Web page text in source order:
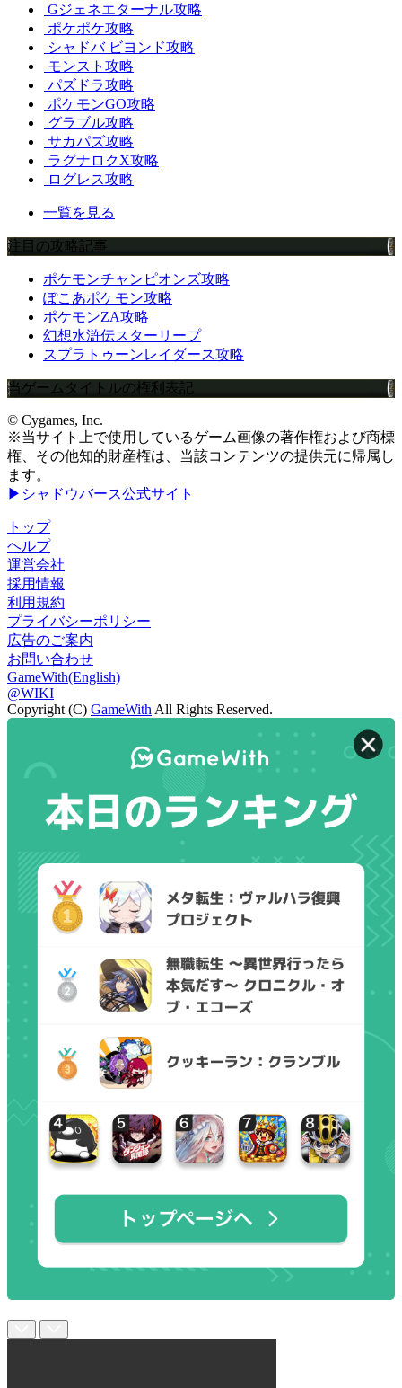
Gジェネエターナル攻略
ポケポケ攻略
シャドバ ビヨンド攻略
モンスト攻略
パズドラ攻略
ポケモンGO攻略
グラブル攻略
サカパズ攻略
ラグナロクX攻略
ログレス攻略
一覧を見る
注目の攻略記事
ポケモンチャンピオンズ攻略
ぽこあポケモン攻略
ポケモンZA攻略
幻想水滸伝スターリープ
スプラトゥーンレイダース攻略
当ゲームタイトルの権利表記
© Cygames, Inc.
※当サイト上で使用しているゲーム画像の著作権および商標
権、その他知的財産権は、当該コンテンツの提供元に帰属し
ます。
▶シャドウバース公式サイト
トップ
ヘルプ
運営会社
採用情報
利用規約
プライバシーポリシー
広告のご案内
お問い合わせ
GameWith(English)
@WIKI
Copyright (C) GameWith All Rights Reserved.